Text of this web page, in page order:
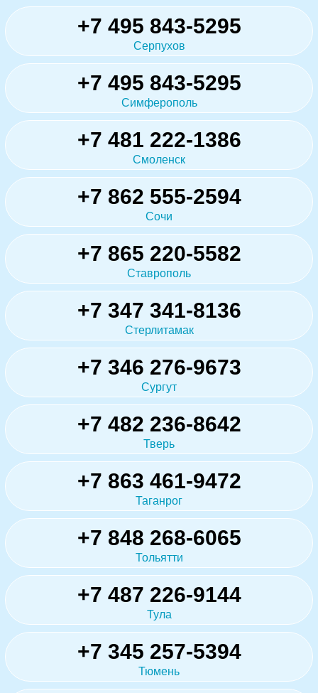
+7 495 843-5295
Серпухов
+7 495 843-5295
Симферополь
+7 481 222-1386
Смоленск
+7 862 555-2594
Сочи
+7 865 220-5582
Ставрополь
+7 347 341-8136
Стерлитамак
+7 346 276-9673
Сургут
+7 482 236-8642
Тверь
+7 863 461-9472
Таганрог
+7 848 268-6065
Тольятти
+7 487 226-9144
Тула
+7 345 257-5394
Тюмень